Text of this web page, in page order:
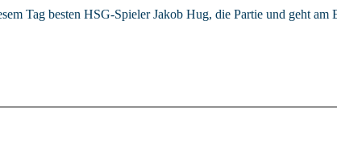
Tag besten HSG-Spieler Jakob Hug, die Partie und geht